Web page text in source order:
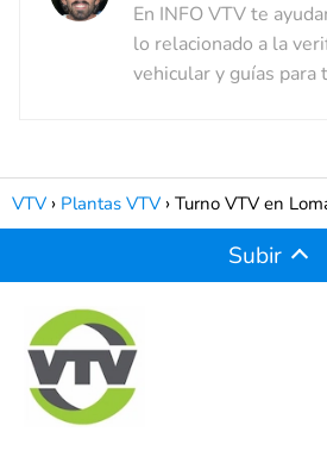
En INFO VTV te
lo relacionado a la
vehicular y guías para
VTV Plantas VTV Turno VTV en
Subir